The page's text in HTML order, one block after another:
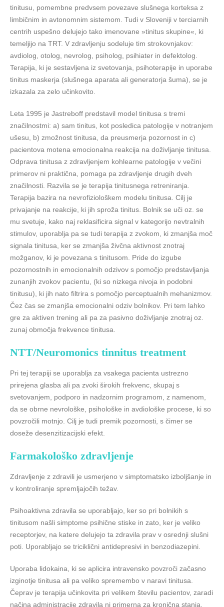
tinitusu, pomembne predvsem povezave slušnega korteksa z
limbičnim in avtonomnim sistemom. Tudi v Sloveniji v terciarnih
centrih uspešno delujejo tako imenovane »tinitus skupine«, ki
temeljijo na TRT. V zdravljenju sodeluje tim strokovnjakov:
avdiolog, otolog, nevrolog, psiholog, psihiater in defektolog.
Terapija, ki je sestavljena iz svetovanja, psihoterapije in uporabe
tinitus maskerja (slušnega aparata ali generatorja šuma), se je
izkazala za zelo učinkovito.
Leta 1995 je Jastreboff predstavil model tinitusa s tremi
značilnostmi: a) sam tinitus, kot posledica patologije v notranjem
ušesu, b) zmožnost tinitusa, da preusmerja pozornost in c)
pacientova motena emocionalna reakcija na doživljanje tinitusa.
Odprava tinitusa z zdravljenjem kohlearne patologije v večini
primerov ni praktična, pomaga pa zdravljenje drugih dveh
značilnosti. Razvila se je terapija tinitusnega retreniranja.
Terapija bazira na nevrofiziološkem modelu tinitusa. Cilj je
privajanje na reakcije, ki jih sproža tinitus. Bolnik se uči oz. se
mu svetuje, kako naj reklasificira signal v kategorijo nevtralnih
stimulov, uporablja pa se tudi terapija z zvokom, ki zmanjša moč
signala tinitusa, ker se zmanjša živčna aktivnost znotraj
možganov, ki je povezana s tinitusom. Pride do izgube
pozornostnih in emocionalnih odzivov s pomočjo predstavljanja
zunanjih zvokov pacientu, (ki so nizkega nivoja in podobni
tinitusu), ki jih nato filtrira s pomočjo perceptualnih mehanizmov.
Čez čas se zmanjša emocionalni odziv bolnikov. Pri tem lahko
gre za aktiven trening ali pa za pasivno doživljanje znotraj oz.
zunaj območja frekvence tinitusa.
NTT/Neuromonics tinnitus treatment
Pri tej terapiji se uporablja za vsakega pacienta ustrezno
prirejena glasba ali pa zvoki širokih frekvenc, skupaj s
svetovanjem, podporo in nadzornim programom, z namenom,
da se obrne nevrološke, psihološke in avdiološke procese, ki so
povzročili motnjo. Cilj je tudi premik pozornosti, s čimer se
doseže desenzitizacijski efekt.
Farmakološko zdravljenje
Zdravljenje z zdravili je usmerjeno v simptomatsko izboljšanje in
v kontroliranje spremljajočih težav.
Psihoaktivna zdravila se uporabljajo, ker so pri bolnikih s
tinitusom našli simptome psihične stiske in zato, ker je veliko
receptorjev, na katere delujejo ta zdravila prav v osrednji slušni
poti. Uporabljajo se triciklični antidepresivi in benzodiazepini.
Uporaba lidokaina, ki se aplicira intravensko povzroči začasno
izginotje tinitusa ali pa veliko spremembo v naravi tinitusa.
Čeprav je terapija učinkovita pri velikem številu pacientov, zaradi
načina administracije zdravila ni primerna za kronična stanja.